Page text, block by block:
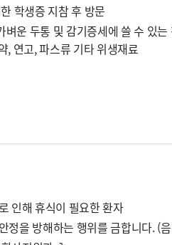
학생증 지참 후 방문
벼운 두통 및 감기증세에 쓸 수 있
, 연고, 파스류 기타 위생재료
인해 휴식이 필요한 환자
정을 방해하는 행위를 금합니다. (